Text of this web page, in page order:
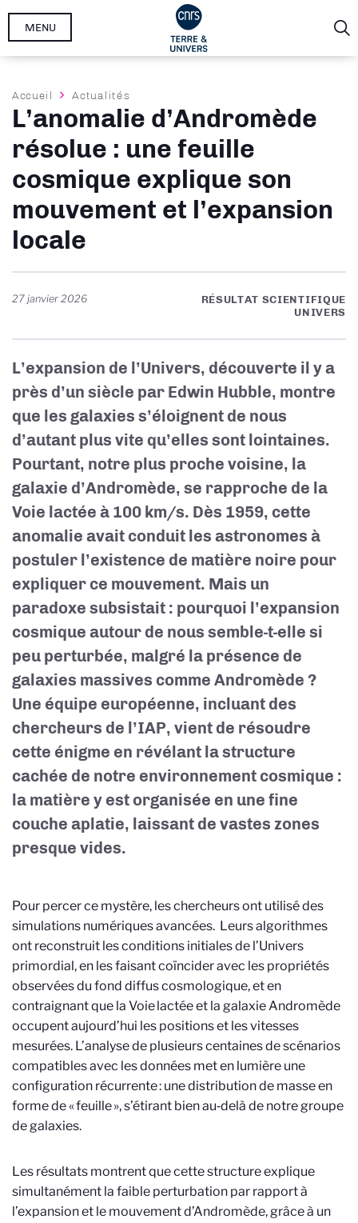
Aller
MENU
Fil
d'Ariane
Accueil Actualités
L’anomalie d’Andromède
résolue : une feuille
cosmique explique son
mouvement et l’expansion
locale
27 janvier 2026
RÉSULTAT SCIENTIFIQUE
UNIVERS
L’expansion de l’Univers, découverte il y a
près d’un siècle par Edwin Hubble, montre
que les galaxies s’éloignent de nous
d’autant plus vite qu’elles sont lointaines.
Pourtant, notre plus proche voisine, la
galaxie d’Andromède, se rapproche de la
Voie lactée à 100 km/s. Dès 1959, cette
anomalie avait conduit les astronomes à
postuler l’existence de matière noire pour
expliquer ce mouvement. Mais un
paradoxe subsistait : pourquoi l’expansion
cosmique autour de nous semble-t-elle si
peu perturbée, malgré la présence de
galaxies massives comme Andromède ?
Une équipe européenne, incluant des
chercheurs de l’IAP, vient de résoudre
cette énigme en révélant la structure
cachée de notre environnement cosmique :
la matière y est organisée en une fine
couche aplatie, laissant de vastes zones
presque vides.
Pour percer ce mystère, les chercheurs ont utilisé des
simulations numériques avancées. Leurs algorithmes
ont reconstruit les conditions initiales de l’Univers
primordial, en les faisant coïncider avec les propriétés
observées du fond diffus cosmologique, et en
contraignant que la Voie lactée et la galaxie Andromède
occupent aujourd’hui les positions et les vitesses
mesurées. L’analyse de plusieurs centaines de scénarios
compatibles avec les données met en lumière une
configuration récurrente : une distribution de masse en
forme de « feuille », s’étirant bien au‑delà de notre groupe
de galaxies.
Les résultats montrent que cette structure explique
simultanément la faible perturbation par rapport à
l’expansion et le mouvement d’Andromède, grâce à un